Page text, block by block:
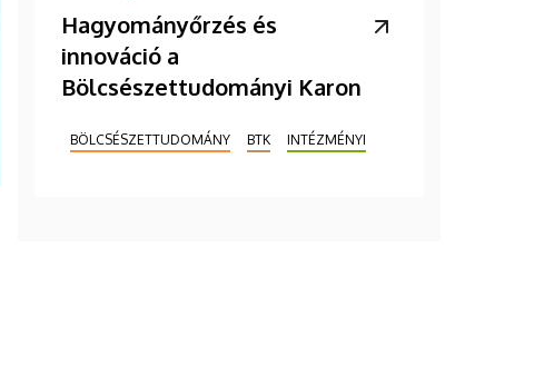
Hagyományőrzés és
innováció a
Bölcsészettudományi Karon
BÖLCSÉSZETTUDOMÁNY BTK INTÉZMÉNYI